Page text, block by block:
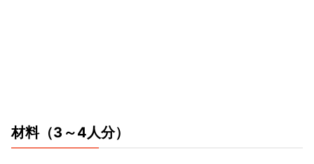
材料（3～4人分）